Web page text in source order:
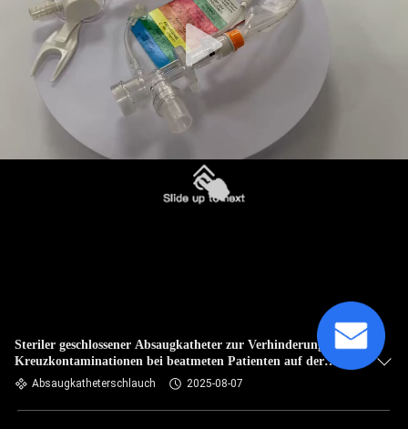
Steriler geschlossener Absaugkatheter zur Verhinderung von
Kreuzkontaminationen bei beatmeten Patienten auf der
Intensivstation
Absaugkatheterschlauch 2025-08-07